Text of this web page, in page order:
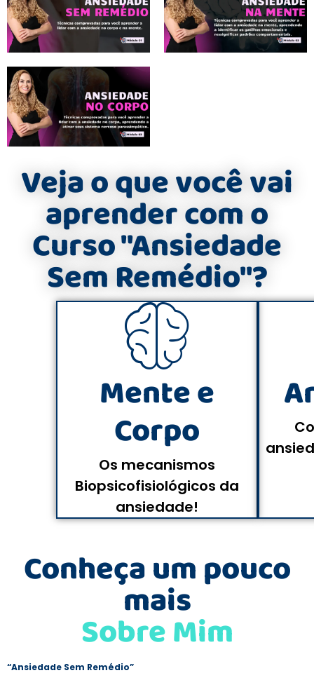
Veja o que você vai
aprender com o
Curso "Ansiedade
Sem Remédio"?
Mente e
Corpo
Os mecanismos
Biopsicofisiológicos da
ansiedade!
Conheça um pouco
mais
Sobre Mim
“Ansiedade Sem Remédio”